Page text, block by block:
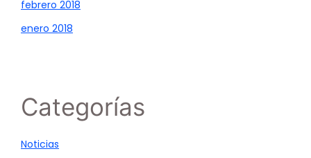
febrero 2018
enero 2018
Categorías
Noticias